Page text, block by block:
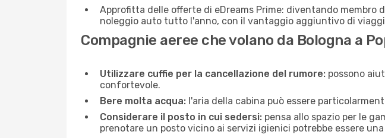
Approfitta delle offerte di eDreams Prime: diventando membro
noleggio auto tutto l'anno, con il vantaggio aggiuntivo di
Compagnie aeree che volano da Bologna a
Utilizzare cuffie per la cancellazione del rumore: possono
confortevole.
Bere molta acqua: l'aria della cabina può essere
Considerare il posto in cui sedersi: pensa allo spazio per le
prenotare un posto vicino ai servizi igienici potrebbe essere